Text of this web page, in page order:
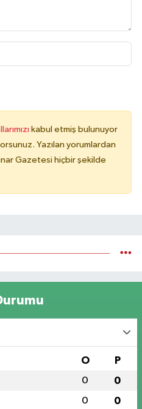
kabul etmiş bulunuyor
Yazılan yorumlardan
Gazetesi hiçbir şekilde
O P
0 0
0 0